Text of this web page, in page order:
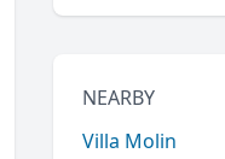
NEARBY
Villa Molin